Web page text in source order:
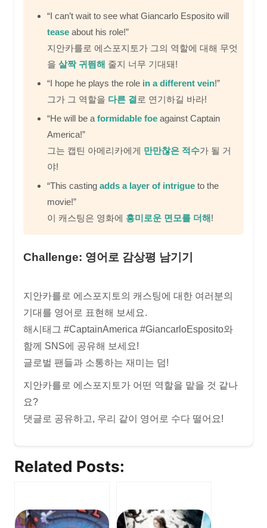
“I can’t wait to see what Giancarlo Esposito will
tease about his role!”
지안카를로 에스포지토가 그의 역할에 대해 무엇
을 살짝 귀띔해 줄지 너무 기대돼!
“I hope he plays the role in a different vein!”
그가 그 역할을 다른 결 로 연기하길 바라!
“He will be a formidable foe against Captain
America!”
그는 캡틴 아메리카에게 만만찮은 적수가 될 거
야!
“This casting adds a layer of intrigue to the
movie!”
이 캐스팅은 영화에 흥미로운 면모를 더해!
Challenge: 영어로 감상평 남기기
지안카를로 에스포지토의 캐스팅에 대한 여러분의
기대를 영어로 표현해 보세요.
해시태그 #CaptainAmerica #GiancarloEsposito와
함께 SNS에 공유해 보세요!
글로벌 팬들과 소통하는 재미는 덤!
지안카를로 에스포지토가 어떤 역할을 맡을 것 같나
요?
댓글로 공유하고, 우리 같이 영어로 수다 떨어요!
Related Posts: